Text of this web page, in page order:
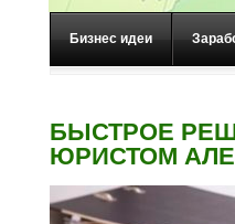
Бизнес идеи
БЫСТРОЕ
ЮРИСТОМ